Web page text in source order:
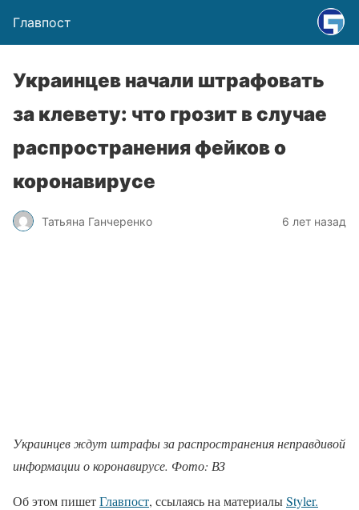
Главпост
Украинцев начали штрафовать
за клевету: что грозит в случае
распространения фейков о
коронавирусе
Татьяна Ганчеренко 6 лет назад
Украинцев ждут штрафы за распространения неправдивой
информации о коронавирусе. Фото: ВЗ
Об этом пишетГлавпост, ссылаясь на материалыStyler.